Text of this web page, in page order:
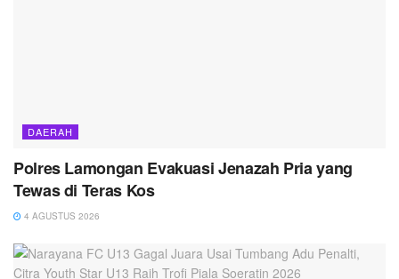
DAERAH
Polres Lamongan Evakuasi Jenazah Pria yang
Tewas di Teras Kos
4 AGUSTUS 2026